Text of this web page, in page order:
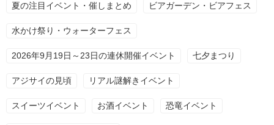
夏の注目イベント・催しまとめ ビアガーデン・ビアフェス
水かけ祭り・ウォーターフェス
2026年9月19日～23日の連休開催イベント 七夕まつり
アジサイの見頃 リアル謎解きイベント
スイーツイベント お酒イベント 恐竜イベント